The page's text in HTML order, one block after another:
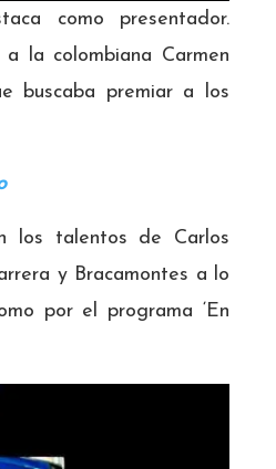
como presentador.
la colombiana Carmen
buscaba premiar a los
los talentos de Carlos
y Bracamontes a lo
por el programa ‘En